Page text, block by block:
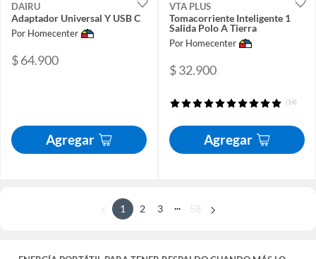
DAIRU
Adaptador Universal Y USB C
Por Homecenter
$ 64.900
Agregar
VTA PLUS
Tomacorriente Inteligente 1
Salida Polo A Tierra
Por Homecenter
$ 32.900
(14)
Agregar
1 2 3 ... 58